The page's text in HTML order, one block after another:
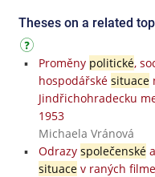
Theses on a related
Proměny politické,
hospodářské situace
Jindřichohradecku
1953
Michaela Vránová
Odrazy společenskéa
situacev raných